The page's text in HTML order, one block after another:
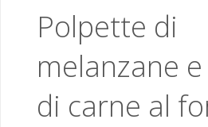
Polpette di
melanzane
di carne al